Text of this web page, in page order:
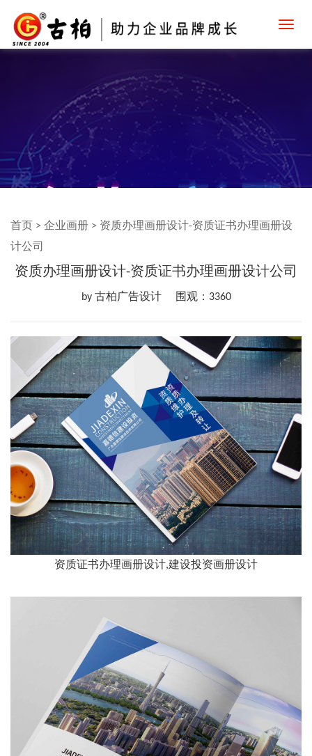
首页 > 企业画册 > 资质办理画册设计-资质证书办理画册设
计公司
资质办理画册设计-资质证书办理画册设计公司
by 古柏广告设计 围观：3360
资质证书办理画册设计,建设投资画册设计